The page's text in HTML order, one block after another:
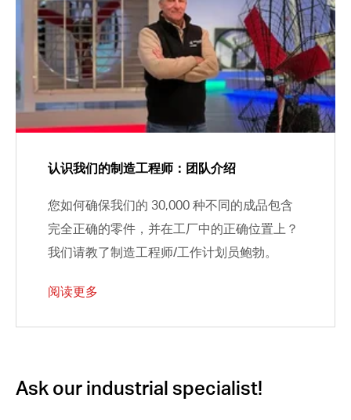
认识我们的制造工程师：团队介绍
您如何确保我们的 30,000 种不同的成品包含
完全正确的零件，并在工厂中的正确位置上？
我们请教了制造工程师/工作计划员鲍勃。
阅读更多
Ask our industrial specialist!